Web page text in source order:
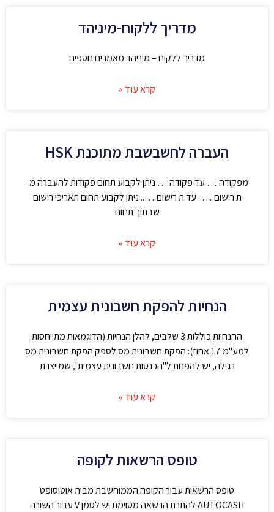
מדריך ללקוח-מיניהד
מדריך ללקוח – מיניהד מאמרים נוספים
קרא עוד »
העברה לחשבשבת מתוכנת HSK
מפקודה … עד פקודה … ניתן לקבוע תחום פקודות להעברה מ-
ת רישום ….. עד ת רישום ….. ניתן לקבוע תחום תאריכי רישום
שבתוך תחום
קרא עוד »
הנחיות להפקת חשבונית עצמית
ההנחיות כוללות 3 שלבים, להלן הנחיות (הדוגמאות מתייחסות
למע"מ 17 אחוז): הפקת חשבונית מס לספק הפקת חשבונית מס
רגילה, יש להפנות ל"הכנסות חשבונית עצמית", שמייצרת
קרא עוד »
טופס הרשאות לקופה
טופס הרשאות עבור הקופה הממוחשבת מבית אוטוסופט
AUTOCASH להתרת הרשאה מסוימת יש לסמן V עבור השורה